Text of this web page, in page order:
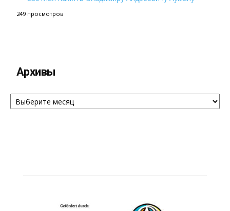
249 просмотров
Архивы
Архивы